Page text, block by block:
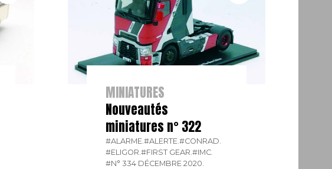
MINIATURES
Nouveautés
miniatures n° 322
#ALARME. #ALERTE. #CONRAD.
#ELIGOR. #FIRST GEAR. #IMC.
#N° 334 DÉCEMBRE 2020.